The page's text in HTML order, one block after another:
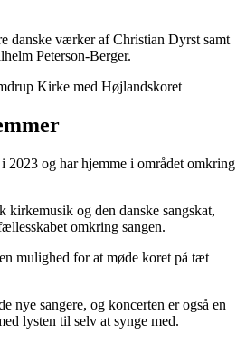
danske værker af Christian Dyrst samt
Peterson-Berger.
2023 og har hjemme i området omkring
kirkemusik og den danske sangskat,
omkring sangen.
mulighed for at møde koret på tæt
nye sangere, og koncerten er også en
lysten til selv at synge med.